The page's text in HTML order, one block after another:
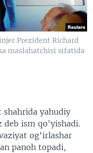
Prezident Richard
maslahatchisi sifatida
yahudiy
deb ism qo'yishadi.
og'irlashar
panoh topadi,